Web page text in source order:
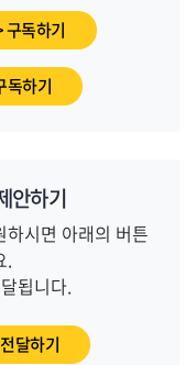
구독하기
독하기
안하기
시면 아래의 버튼
.
됩니다.
달하기